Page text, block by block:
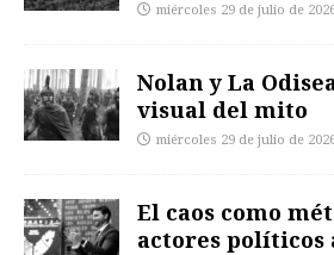
miércoles 29 de julio de
Nolan y La
visual del mito
miércoles 29 de julio de
El caos como
actores políticos